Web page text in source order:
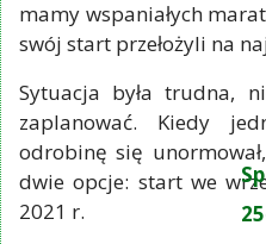
mamy wspaniałych
swój start przełożyli na
Sytuacja była trudna,
zaplanować. Kiedy
odrobinę się
dwie opcje: start we
2021 r.